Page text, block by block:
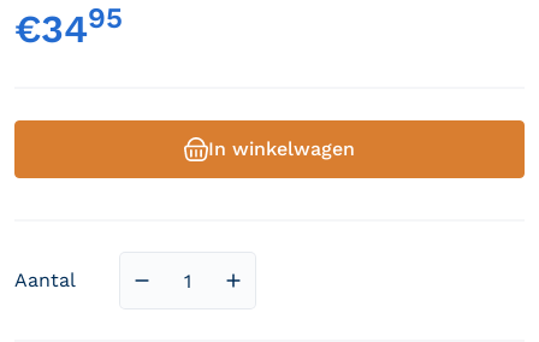
€34,
95
In winkelwagen
Aantal
Aantal verlagen voor Doolhof
Aantal verhogen voor Doolhof